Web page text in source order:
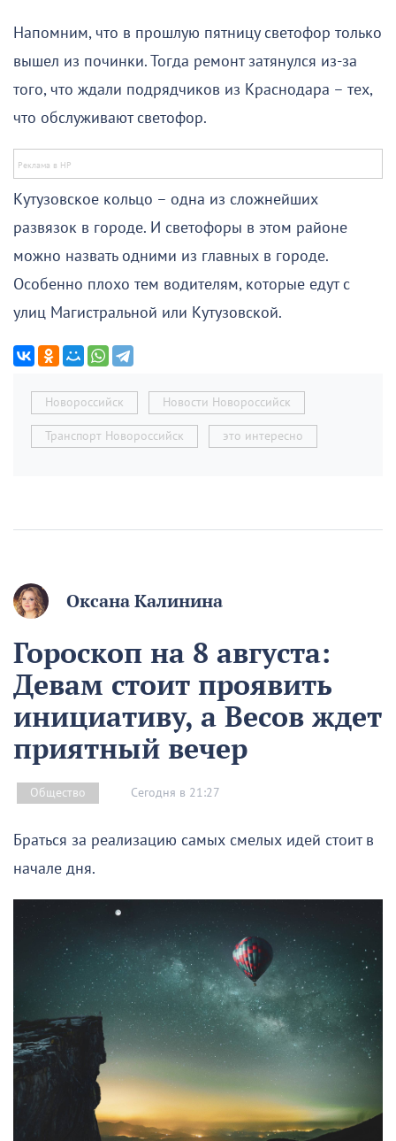
Напомним, что в прошлую пятницу светофор только
вышел из починки. Тогда ремонт затянулся из-за
того, что ждали подрядчиков из Краснодара – тех,
что обслуживают светофор.
Кутузовское кольцо – одна из сложнейших
развязок в городе. И светофоры в этом районе
можно назвать одними из главных в городе.
Особенно плохо тем водителям, которые едут с
улиц Магистральной или Кутузовской.
Новороссийск Новости Новороссийск
Транспорт Новороссийск это интересно
Оксана Калинина
Гороскоп на 8 августа:
Девам стоит проявить
инициативу, а Весов ждет
приятный вечер
Общество Сегодня в 21:27
Браться за реализацию самых смелых идей стоит в
начале дня.